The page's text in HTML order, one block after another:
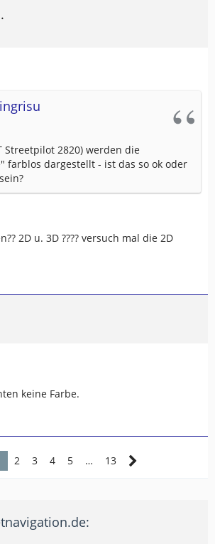
Streetpilot 2820) werden die
farblos dargestellt - ist das so ok oder
2D u. 3D ???? versuch mal die 2D
keine Farbe.
2 3 4 5 … 13